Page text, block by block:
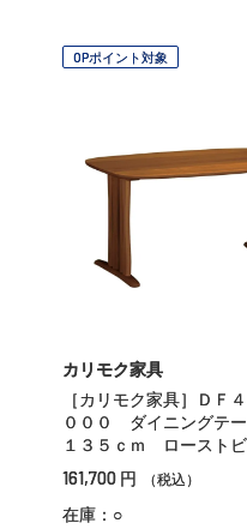
OPポイント対象
カリモク家具
［カリモク家具］ＤＦ
０００ ダイニングテ
１３５ｃｍ ロースト
161,700 円 （税込）
在庫：○